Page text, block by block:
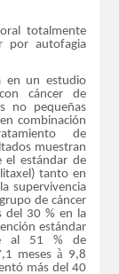
totalmente
por autofagia
en un estudio
cáncer de
no pequeñas
combinación
de
muestran
el estándar de
tanto en
supervivencia
de cáncer
del 30 % en la
estándar
al 51 % de
meses à9,8
más del 40